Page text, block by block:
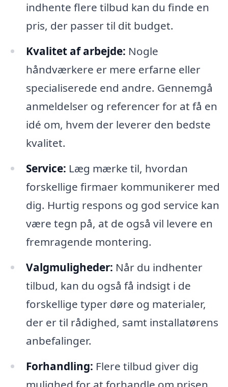
indhente flere tilbud kan du finde en
pris, der passer til dit budget.
Kvalitet af arbejde: Nogle
håndværkere er mere erfarne eller
specialiserede end andre. Gennemgå
anmeldelser og referencer for at få en
idé om, hvem der leverer den bedste
kvalitet.
Service: Læg mærke til, hvordan
forskellige firmaer kommunikerer med
dig. Hurtig respons og god service kan
være tegn på, at de også vil levere en
fremragende montering.
Valgmuligheder: Når du indhenter
tilbud, kan du også få indsigt i de
forskellige typer døre og materialer,
der er til rådighed, samt installatørens
anbefalinger.
Forhandling: Flere tilbud giver dig